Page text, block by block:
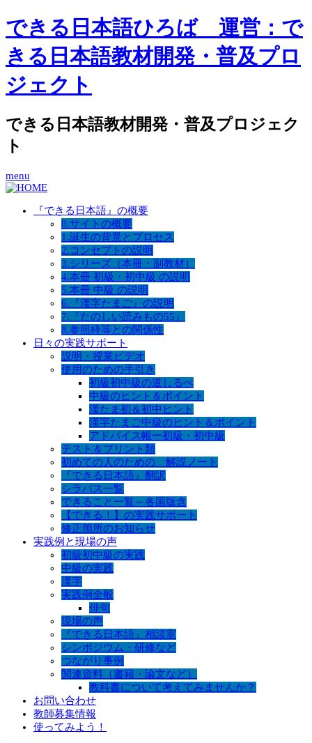
できる日本語ひろば 運営：で
きる日本語教材開発・普及プロ
ジェクト
できる日本語教材開発・普及プロジェク
ト
menu
『できる日本語』の概要
0.サイトの概要
1.誕生の背景とプロセス
2.コンセプトの説明
3.シリーズ（本冊・副教材）
4.本冊 初級・初中級 の説明
5.本冊 中級 の説明
6.『漢字たまご』の説明
7.『たのしい読みもの55』
8.参照枠等との関係性
日々の実践サポート
説明・授業ビデオ
使用のための手引き
初級初中級の道しるべ
中級のヒント＆ポイント
漢たま初＆初中ヒント
漢字たまご中級のヒント＆ポイント
アドバイス帳ー初級・初中級
テスト＆プリント類
初めての人のための 解説ノート
『できる日本語』翻訳
シラバス一覧
できること一覧～各国版含
【できる！】の実践サポート
修正箇所のお知らせ
実践例と現場の声
初級初中級の実践
中級の実践
漢字
実践例全般
俳句
現場の声
『できる日本語』相談室
シンポジウム・研修など
つながり事例
関連資料（書籍・論文など）
教科書について考えてみませんか？
お問い合わせ
教師募集情報
使ってみよう！